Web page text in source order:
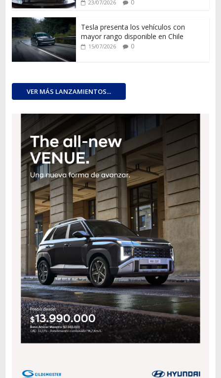
23/07/2026 0
Tesla presenta los vehículos con
mayor rango disponible en Chile
15/07/2026 0
VER MÁS LANZAMIENTOS...